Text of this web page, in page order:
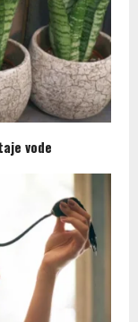
vode